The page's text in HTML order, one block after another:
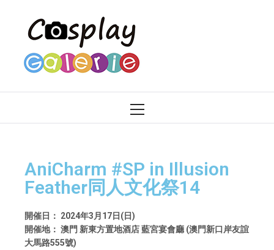
Cosplay Galerie
AniCharm #SP in Illusion
Feather同人文化祭14
開催日： 2024年3月17日(日)
開催地： 澳門 新東方置地酒店 藍宮宴會廳 (澳門新口岸友誼
大馬路555號)